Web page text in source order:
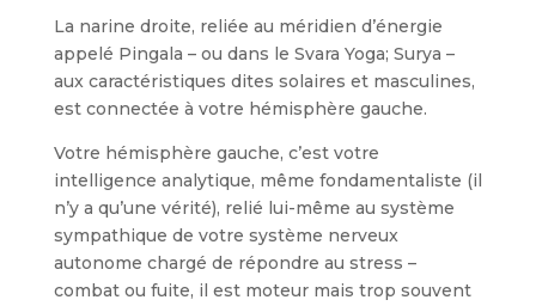
La narine droite, reliée au méridien d’énergie
appelé Pingala – ou dans le Svara Yoga; Surya –
aux caractéristiques dites solaires et masculines,
est connectée à votre hémisphère gauche.
Votre hémisphère gauche, c’est votre
intelligence analytique, même fondamentaliste (il
n’y a qu’une vérité), relié lui-même au système
sympathique de votre système nerveux
autonome chargé de répondre au stress –
combat ou fuite, il est moteur mais trop souvent